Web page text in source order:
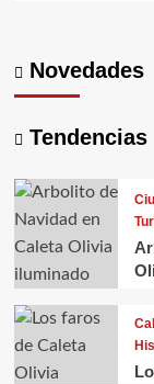
Novedades
Tendencias